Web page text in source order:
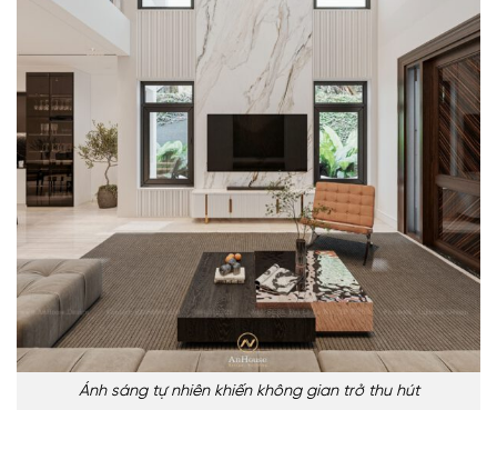
Ánh sáng tự nhiên khiến không gian trở thu hút